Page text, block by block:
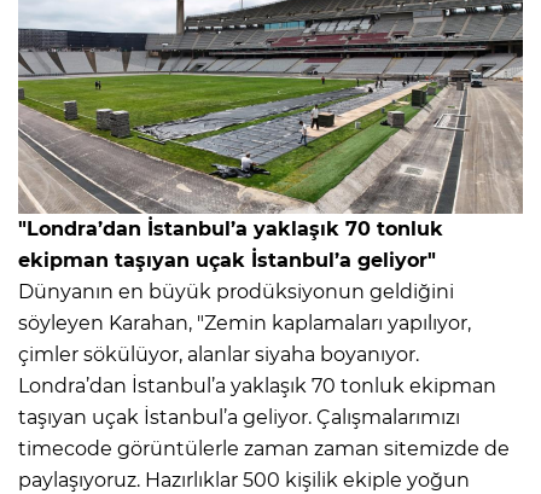
"Londra’dan İstanbul’a yaklaşık 70 tonluk
ekipman taşıyan uçak İstanbul’a geliyor"
Dünyanın en büyük prodüksiyonun geldiğini
söyleyen Karahan, "Zemin kaplamaları yapılıyor,
çimler sökülüyor, alanlar siyaha boyanıyor.
Londra’dan İstanbul’a yaklaşık 70 tonluk ekipman
taşıyan uçak İstanbul’a geliyor. Çalışmalarımızı
timecode görüntülerle zaman zaman sitemizde de
paylaşıyoruz. Hazırlıklar 500 kişilik ekiple yoğun